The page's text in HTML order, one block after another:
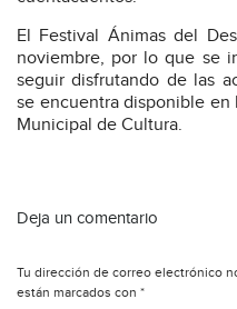
El Festival Ánimas del
noviembre, por lo que se
seguir disfrutando de las
se encuentra disponible
Municipal de Cultura.
Deja un comentario
Tu dirección de correo electrónico
están marcados con *